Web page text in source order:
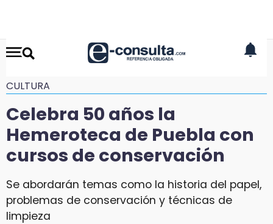
CULTURA
Celebra 50 años la
Hemeroteca de Puebla con
cursos de conservación
Se abordarán temas como la historia del papel,
problemas de conservación y técnicas de
limpieza